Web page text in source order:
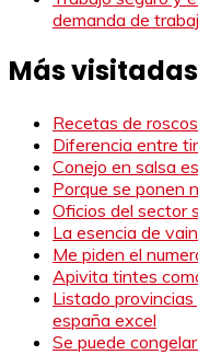
demanda de
Más visitadas
Recetas de
Diferencia entre
Conejo en salsa
Porque se ponen
Oficios del sector
La esencia de
Me piden el
Apivita tintes
Listado
españa excel
Se puede